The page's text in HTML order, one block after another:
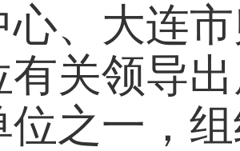
心、大连
有关领导
位之一，